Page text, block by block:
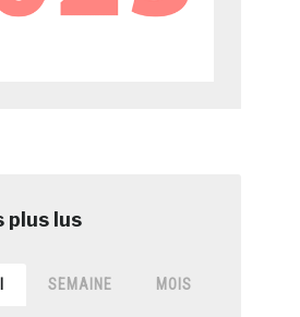
SEMAINE MOIS